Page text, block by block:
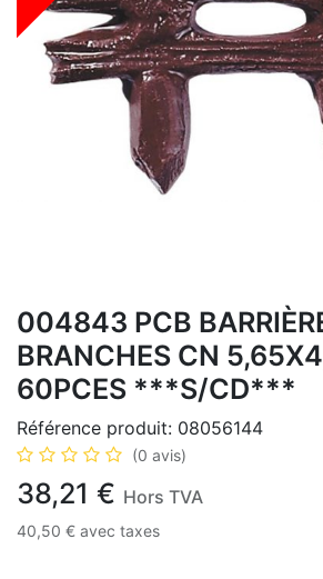
004843 PCB
BRANCHES CN
60PCES ***S/CD***
Référence produit: 08056144
(0 avis)
38,21 € Hors TVA
40,50 € avec taxes